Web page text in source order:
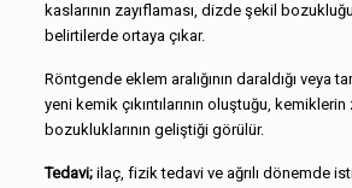
kasları­nın zayıflaması, dizde şekil
belirti­lerde ortaya çıkar.
Röntgende eklem aralığının daraldığı veya
yeni kemik çıkıntılarının oluştuğu, kemiklerin
bozukluklarının geliştiği görülür.
Tedavi; ilaç, fizik tedavi ve ağrılı dönemde